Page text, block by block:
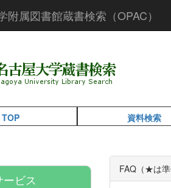
附属図書館蔵書検索（OPAC）
TOP 資料検索
FAQ（★は準
ビス